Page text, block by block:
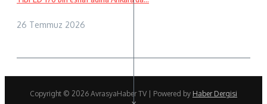
26 Temmuz 2026
Copyright © 2026 AvrasyaHaber TV | Powered by Haber Dergisi